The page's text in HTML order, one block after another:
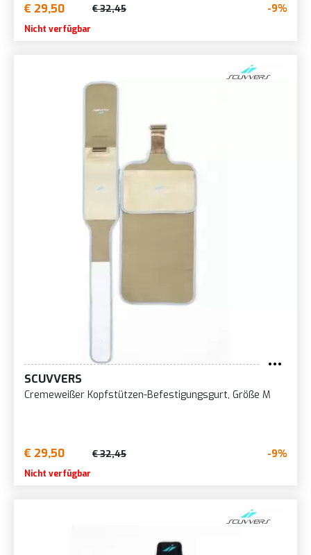
€ 29,50 € 32,45 -9%
Nicht verfügbar
SCUVVERS
Cremeweißer Kopfstützen-Befestigungsgurt, Größe M
€ 29,50 € 32,45 -9%
Nicht verfügbar